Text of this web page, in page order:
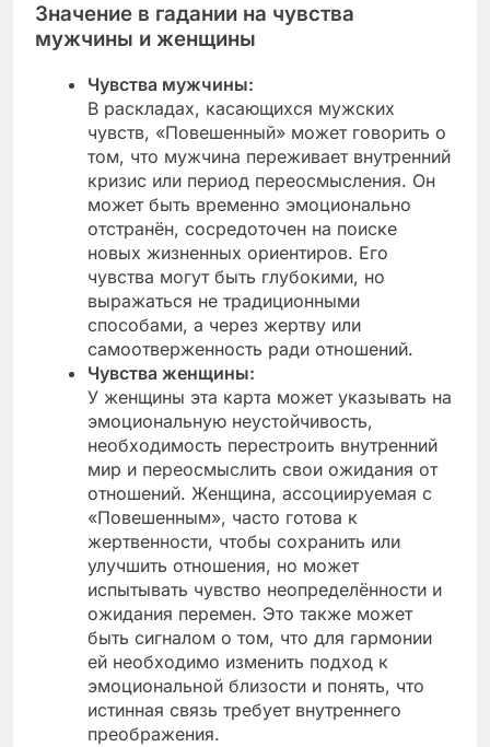
Значение в гадании на чувства
мужчины и женщины
Чувства мужчины:
В раскладах, касающихся мужских
чувств, «Повешенный» может говорить о
том, что мужчина переживает внутренний
кризис или период переосмысления. Он
может быть временно эмоционально
отстранён, сосредоточен на поиске
новых жизненных ориентиров. Его
чувства могут быть глубокими, но
выражаться не традиционными
способами, а через жертву или
самоотверженность ради отношений.
Чувства женщины:
У женщины эта карта может указывать на
эмоциональную неустойчивость,
необходимость перестроить внутренний
мир и переосмыслить свои ожидания от
отношений. Женщина, ассоциируемая с
«Повешенным», часто готова к
жертвенности, чтобы сохранить или
улучшить отношения, но может
испытывать чувство неопределённости и
ожидания перемен. Это также может
быть сигналом о том, что для гармонии
ей необходимо изменить подход к
эмоциональной близости и понять, что
истинная связь требует внутреннего
преображения.